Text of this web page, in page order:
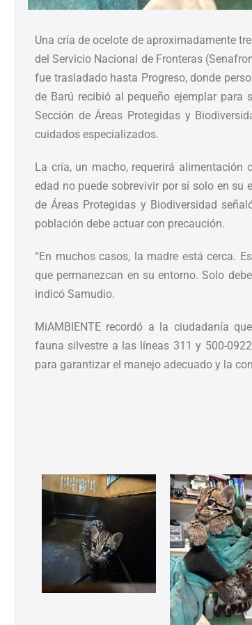
Una cría de ocelote de aproximadamente
del Servicio Nacional de Fronteras
fue trasladado hasta Progreso, donde
de Barú recibió al pequeño ejemplar para
Sección de Áreas Protegidas y
cuidados especializados.
La cría, un macho, requerirá
edad no puede sobrevivir por sí solo en su
de Áreas Protegidas y Biodiversidad
población debe actuar con precaución.
“En muchos casos, la madre está cerca.
que permanezcan en su entorno. Solo
indicó Samudio.
MiAMBIENTE recordó a la ciudadanía
fauna silvestre a las líneas 311 y 500-
para garantizar el manejo adecuado y la